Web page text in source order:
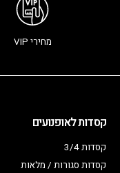
מחירי VIP
קסדות לאופנועים
קסדות 3/4
קסדות סגורות / מלאות